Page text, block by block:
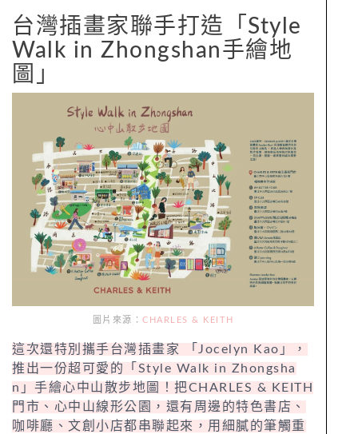
台灣插畫家聯手打造「Style
Walk in Zhongshan手繪地
圖」
圖片來源： CHARLES & KEITH
這次還特別攜手台灣插畫家 「Jocelyn Kao」，
推出一份超可愛的「Style Walk in Zhongsha
n」手繪心中山散步地圖！把CHARLES & KEITH
門市、心中山線形公園，還有周邊的特色書店、
咖啡廳、文創小店都串聯起來，用細膩的筆觸重